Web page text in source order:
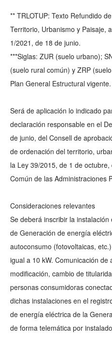
** TRLOTUP: Texto Refundido
Territorio, Urbanismo y Paisaje,
1/2021, de 18 de junio.
***Siglas: ZUR (suelo urbano);
(suelo rural común) y ZRP
Plan General Estructural vigente.
Será de aplicación lo indicado
declaración responsable en el
de junio, del Consell de
de ordenación del territorio,
la Ley 39/2015, de 1 de
Común de las Administraciones
Consideraciones relevantes
Se deberá inscribir la
de Generación de energía
autoconsumo (fotovoltaicas,
igual a 10 kW. Comunicación de
modificación, cambio de
personas consumidoras
dichas instalaciones en el
de energía eléctrica de la
de forma telemática por